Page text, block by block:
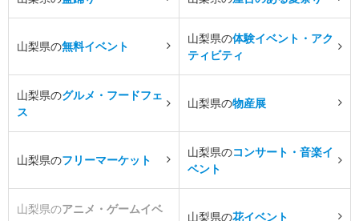
山梨県の無料イベント
山梨県の体験イベント・アク
ティビティ
山梨県のグルメ・フードフェ
ス
山梨県の物産展
山梨県のフリーマーケット
山梨県のコンサート・音楽イ
ベント
山梨県のアニメ・ゲームイベ
山梨県の花イベント